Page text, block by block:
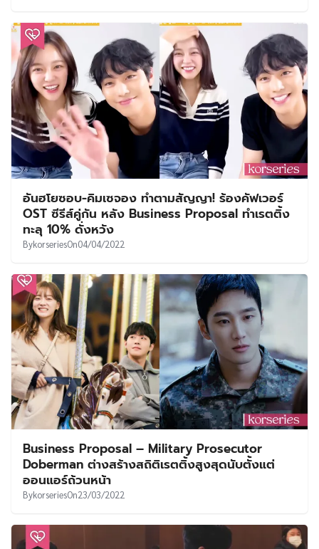
อันฮโยซอบ-คิมเซจอง ทำตามสัญญา! ร้องคัฟเวอร์
OST ซีรีส์คู่กัน หลัง Business Proposal ทำเรตติ้ง
ทะลุ 10% ดั่งหวัง
BykorseriesOn04/04/2022
Business Proposal – Military Prosecutor
Doberman ต่างสร้างสถิติเรตติ้งสูงสุดนับตั้งแต่
ออนแอร์ถ้วนหน้า
BykorseriesOn23/03/2022